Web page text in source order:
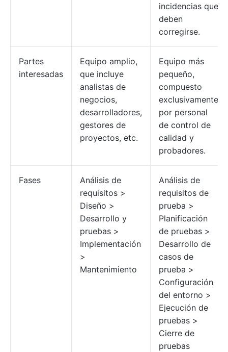
incidencias que
deben
corregirse.
Partes
interesadas
Equipo amplio,
que incluye
analistas de
negocios,
desarrolladores,
gestores de
proyectos, etc.
Equipo más
pequeño,
compuesto
exclusivamente
por personal
de control de
calidad y
probadores.
Fases
Análisis de
requisitos >
Diseño >
Desarrollo y
pruebas >
Implementación
>
Mantenimiento
Análisis de
requisitos de
prueba >
Planificación
de pruebas >
Desarrollo de
casos de
prueba >
Configuración
del entorno >
Ejecución de
pruebas >
Cierre de
pruebas